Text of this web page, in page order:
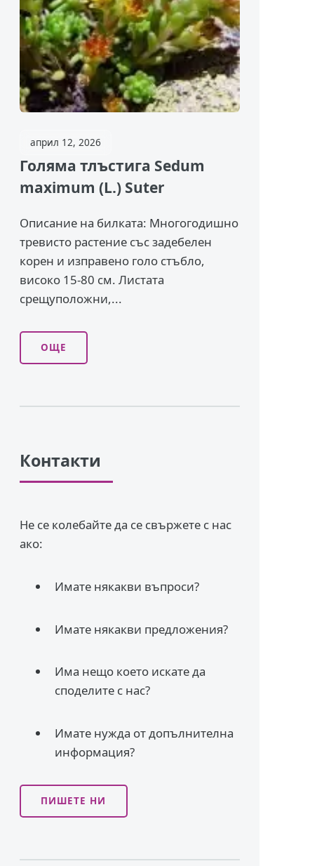
април 12, 2026
Голяма тлъстига Sedum
maximum (L.) Suter
Описание на билката: Многогодишно
тревисто растение със задебелен
корен и изправено го­ло стъбло,
високо 15-80 см. Листата
срещуположни,...
ОЩЕ
Контакти
Не се колебайте да се свържете с нас
ако:
Имате някакви въпроси?
Имате някакви предложения?
Има нещо което искате да
споделите с нас?
Имате нужда от допълнителна
информация?
ПИШЕТЕ НИ